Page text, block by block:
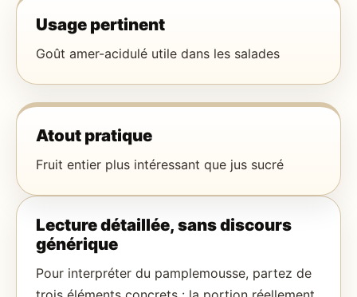
Usage pertinent
Goût amer-acidulé utile dans les salades
Atout pratique
Fruit entier plus intéressant que jus sucré
Lecture détaillée, sans discours
générique
Pour interpréter du pamplemousse, partez de